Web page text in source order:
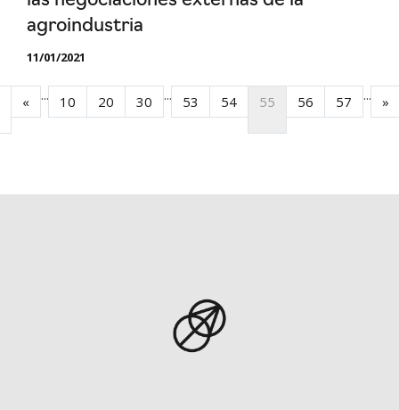
agroindustria
11/01/2021
« ... 10 20 30 ... 53 54 55 56 57 ... »